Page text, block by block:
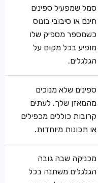
סמל שמפעיל ספינים
חינם או סיבובי בונוס
כשמספר מספיק שלו
מופיע בכל מקום על
הגלגלים.
ספינים שלא מנוכים
מהמאזן שלך. לעתים
קרובות כוללים מכפילים
או תכונות מיוחדות.
מכניקה שבה גובה
הגלגלים משתנה בכל